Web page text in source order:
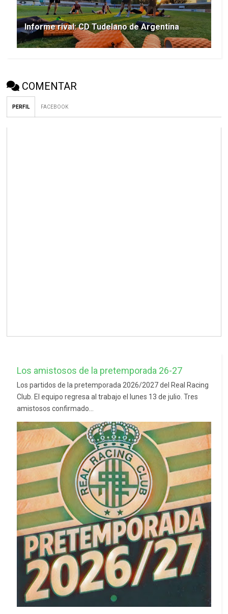
Informe rival: CD Tudelano de Argentina
COMENTAR
PERFIL FACEBOOK
Los amistosos de la pretemporada 26-27
Los partidos de la pretemporada 2026/2027 del Real Racing
Club. El equipo regresa al trabajo el lunes 13 de julio. Tres
amistosos confirmado...